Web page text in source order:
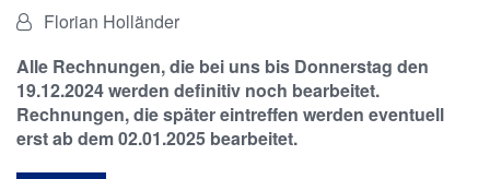
Von:Florian Holländer
Alle Rechnungen, die bei uns bis Donnerstag den
19.12.2024 werden definitiv noch bearbeitet.
Rechnungen, die später eintreffen werden eventuell
erst ab dem 02.01.2025 bearbeitet.